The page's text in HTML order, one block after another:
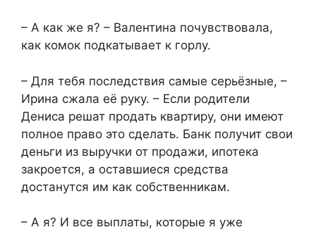
– А как же я? – Валентина почувствовала,
как комок подкатывает к горлу.
– Для тебя последствия самые серьёзные, –
Ирина сжала её руку. – Если родители
Дениса решат продать квартиру, они имеют
полное право это сделать. Банк получит свои
деньги из выручки от продажи, ипотека
закроется, а оставшиеся средства
достанутся им как собственникам.
– А я? И все выплаты, которые я уже